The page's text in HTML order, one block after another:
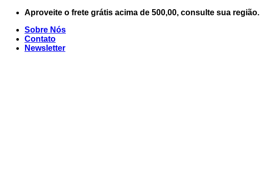
Skip
content
Aproveite o frete grátis acima de 500,00, consulte sua região.
Sobre Nós
Contato
Newsletter